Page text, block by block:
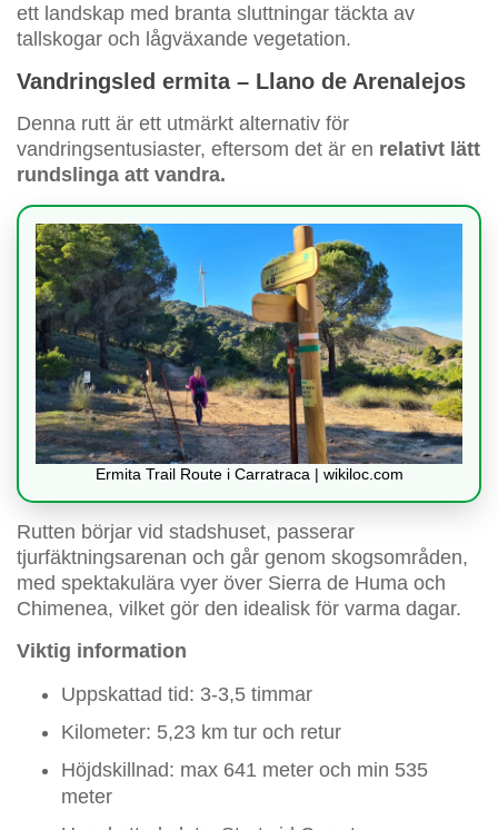
ett landskap med branta sluttningar täckta av
tallskogar och lågväxande vegetation.
Vandringsled ermita – Llano de Arenalejos
Denna rutt är ett utmärkt alternativ för
vandringsentusiaster, eftersom det är en relativt lätt
rundslinga att vandra.
Ermita Trail Route i Carratraca | wikiloc.com
Rutten börjar vid stadshuset, passerar
tjurfäktningsarenan och går genom skogsområden,
med spektakulära vyer över Sierra de Huma och
Chimenea, vilket gör den idealisk för varma dagar.
Viktig information
Uppskattad tid: 3-3,5 timmar
Kilometer: 5,23 km tur och retur
Höjdskillnad: max 641 meter och min 535
meter